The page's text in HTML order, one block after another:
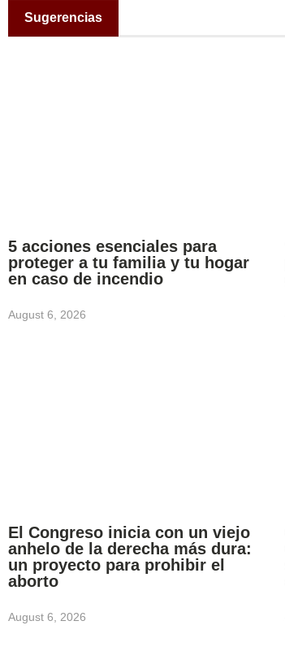
Sugerencias
5 acciones esenciales para
proteger a tu familia y tu hogar
en caso de incendio
August 6, 2026
El Congreso inicia con un viejo
anhelo de la derecha más dura:
un proyecto para prohibir el
aborto
August 6, 2026